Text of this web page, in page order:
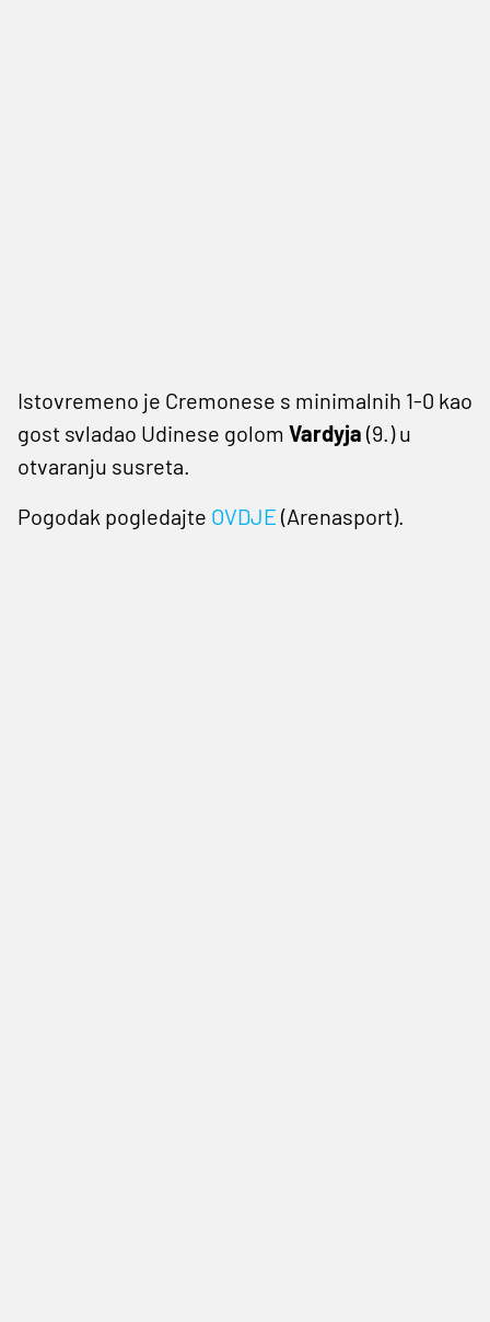
Istovremeno je Cremonese s minimalnih 1-0 kao
gost svladao Udinese golom Vardyja (9.) u
otvaranju susreta.
Pogodak pogledajte OVDJE (Arenasport).